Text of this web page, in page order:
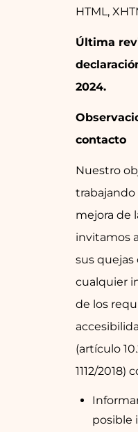
HTML,
Última
2024.
contacto
Nuestro
trabajando
mejora de
invitamos
sus quejas
cualquier
de los
(artículo
1112/2018)
posible